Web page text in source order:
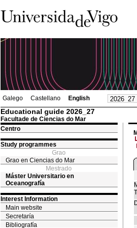
Galego Castellano English
Educational guide 2026_27
Facultade de Ciencias do Mar
Centro
Study programmes
Grao
Grao en Ciencias do Mar
Mestrado
Máster Universitario en
Oceanografía
Interest Information
Main website
Secretaría
Bibliografía